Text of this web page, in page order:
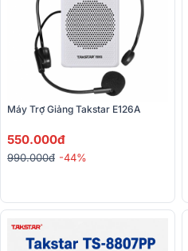
Máy Trợ Giảng Takstar E126A
550.000đ
990.000đ -44%